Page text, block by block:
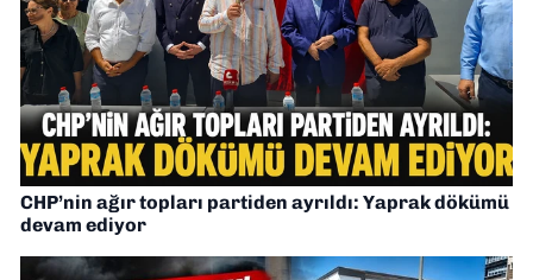
CHP’nin ağır topları partiden ayrıldı: Yaprak dökümü
devam ediyor